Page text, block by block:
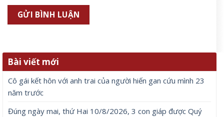
Bài viết mới
Cô gái kết hôn với anh trai của người hiến gan cứu mình 23
năm trước
Đúng ngày mai, thứ Hai 10/8/2026, 3 con giáp được Quý